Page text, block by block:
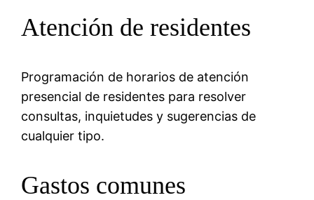
Atención de residentes
Programación de horarios de atención
presencial de residentes para resolver
consultas, inquietudes y sugerencias de
cualquier tipo.
Gastos comunes